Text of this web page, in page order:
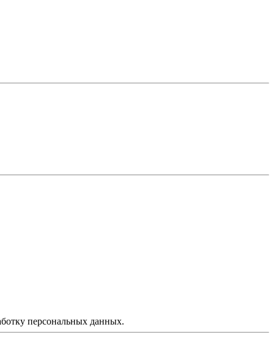
персональных данных.